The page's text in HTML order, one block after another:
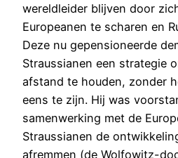
wereldleider blijven door
Europeanen te scharen en
Deze nu gepensioneerde
Straussianen een strategie
afstand te houden, zonder
eens te zijn. Hij was
samenwerking met de
Straussianen de
afremmen (de Wolfowitz-